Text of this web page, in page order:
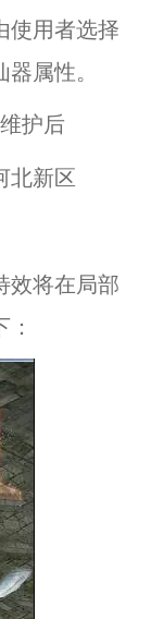
使用者选择
属性。
护后
北新区
效将在局部